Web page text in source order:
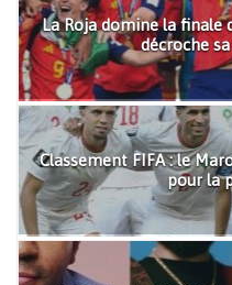
La Roja domine la finale
décroche
Classement FIFA : le
pour la